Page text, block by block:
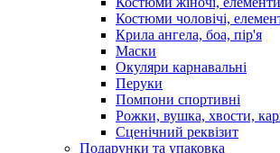
Костюми чоловічі,
Крила ангела, боа, пір'я
Маски
Окуляри карнавальні
Перуки
Помпони спортивні
Рожки, вушка, хвости,
Сценічний реквізит
Подарунки та упаковка